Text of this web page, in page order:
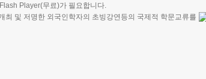
Flash Player(무료)가 필요합니다.